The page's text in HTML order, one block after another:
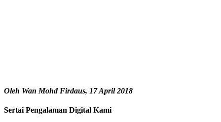
Oleh Wan Mohd Firdaus, 17 April 2018
Sertai Pengalaman Digital Kami